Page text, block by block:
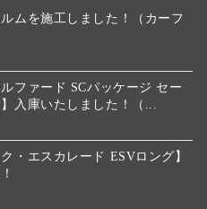
ムを施工しました！（カーフ
ルファード SCパッケージ セー
入庫いたしました！（...
ク・エスカレード ESVロング】